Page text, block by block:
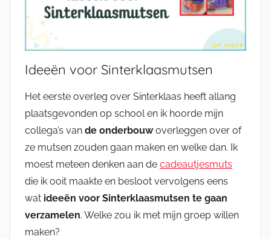
Ideeën voor Sinterklaasmutsen
Het eerste overleg over Sinterklaas heeft allang
plaatsgevonden op school en ik hoorde mijn
collega’s van de onderbouwoverleggen over of
ze mutsen zouden gaan maken en welke dan. Ik
moest meteen denken aan de cadeautjesmuts
die ik ooit maakte en besloot vervolgens eens
wat ideeën voor Sinterklaasmutsen te gaan
verzamelen. Welke zou ik met mijn groep willen
maken?